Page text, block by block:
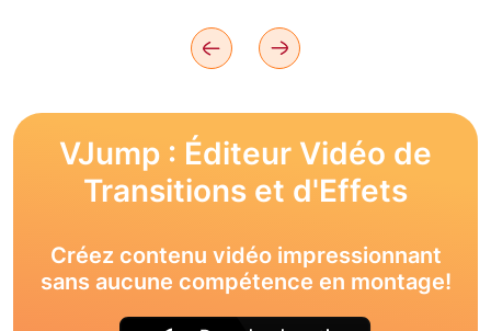
VJump : Éditeur Vidéo de
Transitions et d'Effets
Créez contenu vidéo impressionnant
sans aucune compétence en montage!